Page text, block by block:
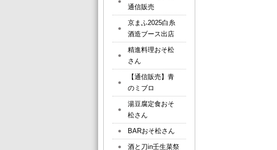
通信販売
京まふ2025白糸
酒造ブース出店
精進料理おそ松
さん
【通信販売】青
のミブロ
湯豆腐定食おそ
松さん
BARおそ松さん
酒と刀in壬生菜祭